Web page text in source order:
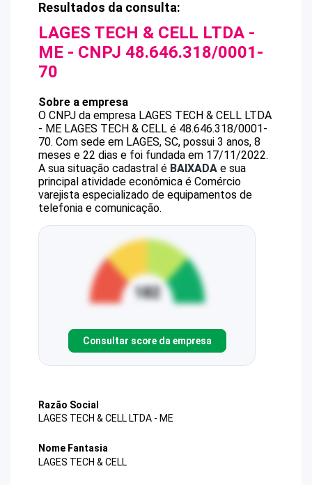
Resultados da consulta:
LAGES TECH & CELL LTDA -
ME - CNPJ 48.646.318/0001-
70
Sobre a empresa
O CNPJ da empresa LAGES TECH & CELL LTDA
- ME LAGES TECH & CELL é 48.646.318/0001-
70. Com sede em LAGES, SC, possui 3 anos, 8
meses e 22 dias e foi fundada em 17/11/2022.
A sua situação cadastral é BAIXADA e sua
principal atividade econômica é Comércio
varejista especializado de equipamentos de
telefonia e comunicação.
Consultar score da empresa
Razão Social
LAGES TECH & CELL LTDA - ME
Nome Fantasia
LAGES TECH & CELL